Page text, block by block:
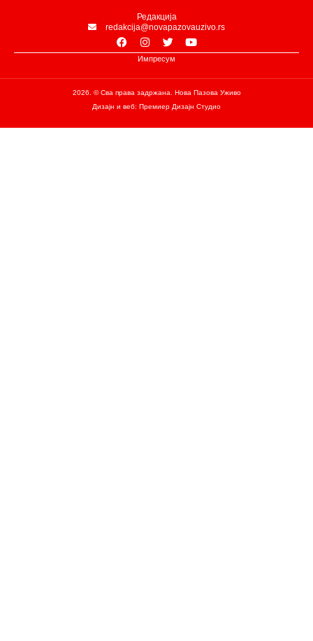
Редакција
redakcija@novapazovauzivo.rs
Импресум
2026. © Сва права задржана. Нова Пазова Уживо
Дизајн и веб: Премиер Дизајн Студио